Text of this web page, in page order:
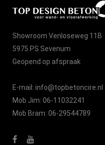
Showroom Venloseweg 11B
5975 PS Sevenum
Geopend op afspraak
E-mail: info@topbetoncire.nl
Mob Jim: 06-11032241
Mob Bram: 06-29544789